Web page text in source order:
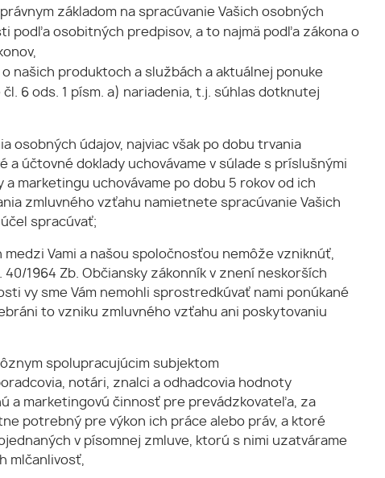
základom na spracúvanie Vašich osobných
podľa osobitných predpisov, a to najmä podľa zákona o
našich produktoch a službách a aktuálnej ponuke
6 ods. 1 písm. a) nariadenia, t.j. súhlas dotknutej
osobných údajov, najviac však po dobu trvania
a účtovné doklady uchovávame v súlade s príslušnými
marketingu uchovávame po dobu 5 rokov od ich
zmluvného vzťahu namietnete spracúvanie Vašich
spracúvať;
Vami a našou spoločnosťou nemôže vzniknúť,
1964 Zb. Občiansky zákonník v znení neskorších
vy sme Vám nemohli sprostredkúvať nami ponúkané
to vzniku zmluvného vzťahu ani poskytovaniu
spolupracujúcim subjektom
notári, znalci a odhadcovia hodnoty
a marketingovú činnosť pre prevádzkovateľa, za
potrebný pre výkon ich práce alebo práv, a ktoré
v písomnej zmluve, ktorú s nimi uzatvárame
mlčanlivosť,